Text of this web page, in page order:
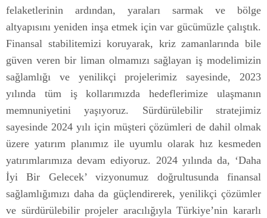
felaketlerinin ardından, yaraları sarmak ve bölge
altyapısını yeniden inşa etmek için var gücümüzle çalıştık.
Finansal stabilitemizi koruyarak, kriz zamanlarında bile
güven veren bir liman olmamızı sağlayan iş modelimizin
sağlamlığı ve yenilikçi projelerimiz sayesinde, 2023
yılında tüm iş kollarımızda hedeflerimize ulaşmanın
memnuniyetini yaşıyoruz. Sürdürülebilir stratejimiz
sayesinde 2024 yılı için müşteri çözümleri de dahil olmak
üzere yatırım planımız ile uyumlu olarak hız kesmeden
yatırımlarımıza devam ediyoruz. 2024 yılında da, ‘Daha
İyi Bir Gelecek’ vizyonumuz doğrultusunda finansal
sağlamlığımızı daha da güçlendirerek, yenilikçi çözümler
ve sürdürülebilir projeler aracılığıyla Türkiye’nin kararlı